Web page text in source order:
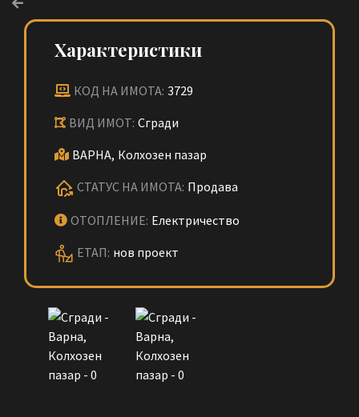
Характеристики
КОД НА ИМОТА: 3729
ВИД ИМОТ: Сгради
ВАРНА, Колхозен пазар
СТАТУС НА ИМОТА: Продава
ОТОПЛЕНИЕ: Електричество
ЕТАП: нов проект